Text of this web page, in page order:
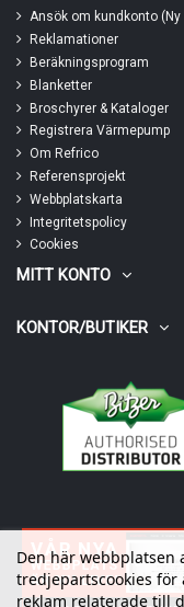
Ansök om kundkonto (Ny
Reklamationer
Beräkningsprogram
Blanketter
Broschyrer & Kataloger
Registrera Värmepump
Om Refrico
Referensprojekt
Webbplatskarta
Integritetspolicy
Cookies
MITT KONTO
KONTOR/BUTIKER
Den här webbplatsen
tredjepartscookies
reklam relaterade till